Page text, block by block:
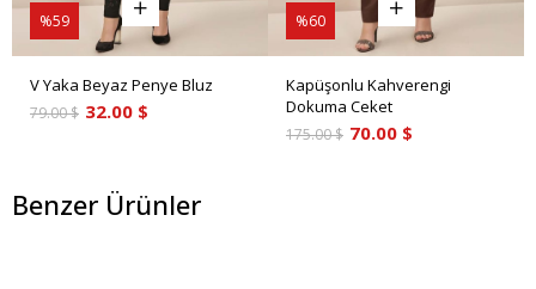
V Yaka Beyaz Penye Bluz
32.00 $
79.00 $
%59
Kapüşonlu Kahverengi
Dokuma Ceket
70.00 $
175.00 $
%60
Benzer Ürünler